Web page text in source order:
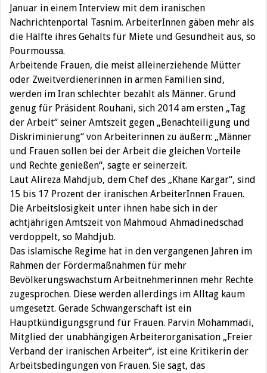
Januar in einem Interview mit dem iranischen
Nachrichtenportal Tasnim. ArbeiterInnen gäben mehr als
die Hälfte ihres Gehalts für Miete und Gesundheit aus, so
Pourmoussa.
Arbeitende Frauen, die meist alleinerziehende Mütter
oder Zweitverdienerinnen in armen Familien sind,
werden im Iran schlechter bezahlt als Männer. Grund
genug für Präsident Rouhani, sich 2014 am ersten „Tag
der Arbeit“ seiner Amtszeit gegen „Benachteiligung und
Diskriminierung“ von Arbeiterinnen zu äußern: „Männer
und Frauen sollen bei der Arbeit die gleichen Vorteile
und Rechte genießen“, sagte er seinerzeit.
Laut Alireza Mahdjub, dem Chef des „Khane Kargar“, sind
15 bis 17 Prozent der iranischen ArbeiterInnen Frauen.
Die Arbeitslosigkeit unter ihnen habe sich in der
achtjährigen Amtszeit von Mahmoud Ahmadinedschad
verdoppelt, so Mahdjub.
Das islamische Regime hat in den vergangenen Jahren im
Rahmen der Fördermaßnahmen für mehr
Bevölkerungswachstum Arbeitnehmerinnen mehr Rechte
zugesprochen. Diese werden allerdings im Alltag kaum
umgesetzt. Gerade Schwangerschaft ist ein
Hauptkündigungsgrund für Frauen. Parvin Mohammadi,
Mitglied der unabhängigen Arbeiterorganisation „Freier
Verband der iranischen Arbeiter“, ist eine Kritikerin der
Arbeitsbedingungen von Frauen. Sie sagt, das